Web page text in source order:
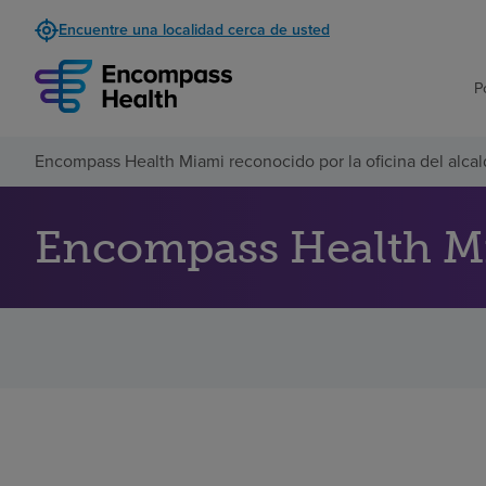
Encuentre una localidad cerca de usted
Encompass Health Miami reconocido por la oficina del
Encompass Health